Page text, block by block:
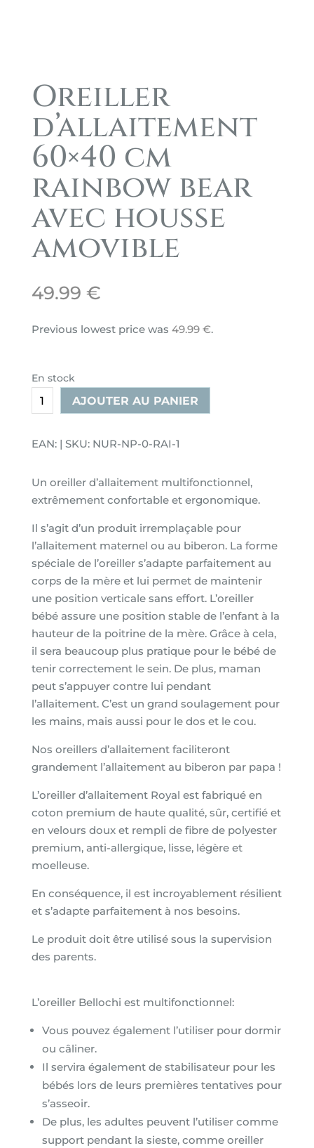
Oreiller
d’allaitement
60×40 cm
rainbow bear
avec housse
amovible
49.99 €
Previous lowest price was 49.99 €.
En stock
quantité
de
d'allaitement
cm
rainbow
avec
housse
amovible
AJOUTER AU PANIER
EAN: | SKU: NUR-NP-0-RAI-1
Un oreiller d’allaitement multifonctionnel,
extrêmement confortable et ergonomique.
Il s’agit d’un produit irremplaçable pour
l’allaitement maternel ou au biberon. La forme
spéciale de l’oreillers’adapte parfaitement au
corps de la mère et lui permet de maintenir
une position verticale sans effort. L’oreiller
bébé assure une position stable de l’enfant à la
hauteur de la poitrine de la mère. Grâce à cela,
il sera beaucoup plus pratique pour le bébé de
tenir correctement le sein. De plus, maman
peut s’appuyer contre lui pendant
l’allaitement. C’est un grand soulagement pour
les mains, mais aussi pour le dos et le cou.
Nos oreillers d’allaitement faciliteront
grandement l’allaitement au biberon par papa !
L’oreiller d’allaitement Royal est fabriqué en
coton premium de haute qualité, sûr, certifié et
en velours doux et rempli de fibre de polyester
premium, anti-allergique, lisse, légère et
moelleuse.
En conséquence, il est incroyablement résilient
et s’adapte parfaitement à nos besoins.
Le produit doit être utilisé sous la supervision
des parents.
L’oreiller Bellochi est multifonctionnel:
Vous pouvez également l’utiliser pour dormir
ou câliner.
Il servira également de stabilisateur pour les
bébés lors de leurs premières tentatives pour
s’asseoir.
De plus, les adultes peuvent l’utiliser comme
support pendant la sieste, comme oreiller